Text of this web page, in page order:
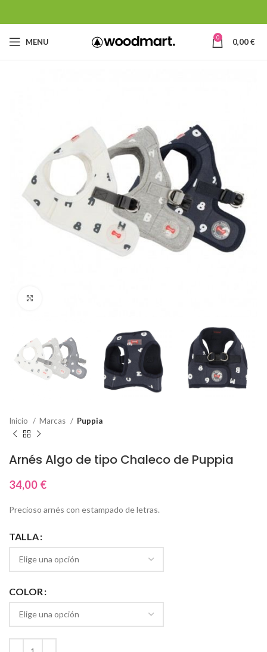
MENU 0 0,00€
Inicio Marcas Puppia
Arnés Algo de tipo Chaleco de Puppia
34,00 €
Precioso arnés con estampado de letras.
TALLA
COLOR